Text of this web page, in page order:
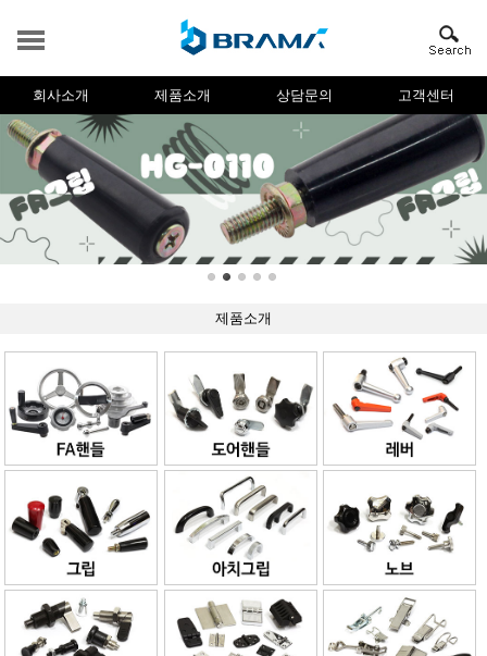
회사소개 제품소개 상담문의 고객센터
제품소개